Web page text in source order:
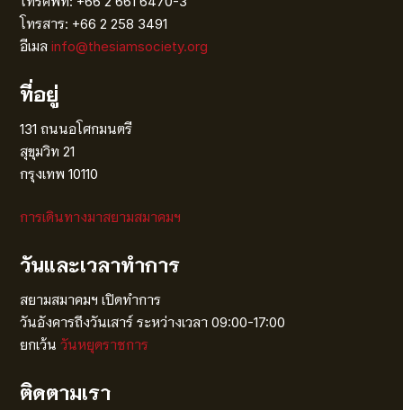
โทรสาร: +66 2 258 3491
อีเมลinfo@thesiamsociety.org
ที่อยู่
131 ถนนอโศกมนตรี
สุขุมวิท 21
กรุงเทพ 10110
การเดินทางมาสยามสมาคมฯ
วันและเวลาทำการ
สยามสมาคมฯ เปิดทำการ
วันอังคารถึงวันเสาร์ ระหว่างเวลา 09:00-17:00
ยกเว้นวันหยุดราชการ
ติดตามเรา